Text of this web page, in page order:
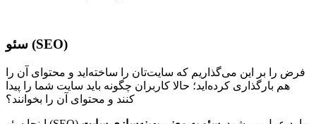
سئو (SEO)
فرض را بر این می‌گذاریم که سایت‌تان را ساخته‌اید و محتوای آن را
هم بارگذاری کرده‌اید؛ حالا کاربران چگونه باید سایت شما را پیدا
کنند و محتوای آن را بخوانند؟